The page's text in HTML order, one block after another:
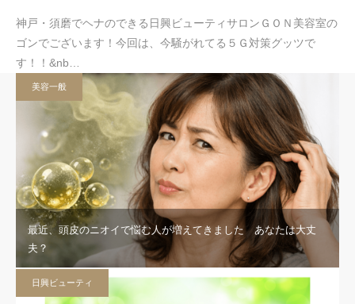
神戸・須磨でヘナのできる日興ビューティサロンＧＯＮ美容室の
ゴンでございます！今回は、今騒がれてる５Ｇ対策グッツで
す！！&nb…
美容一般
最近、頭皮のニオイで悩む人が増えてきました あなたは大丈
夫？
日興ビューティ